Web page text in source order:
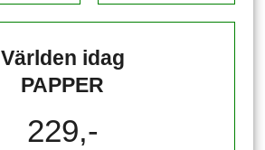
Världen idag
PAPPER
229,-